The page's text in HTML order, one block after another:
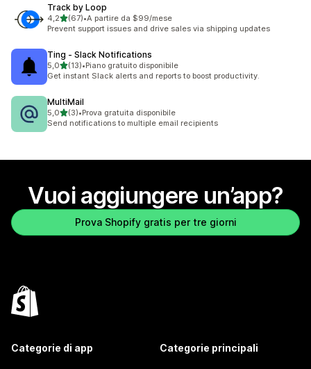
Track by Loop
4,2stelle su 5
(67)
67 recensioni totali
•A partire da $99/mese
Prevent support issues and drive sales via shipping updates
Ting ‑ Slack Notifications
5,0stelle su 5
(13)
13 recensioni totali
•Piano gratuito disponibile
Get instant Slack alerts and reports to boost productivity.
MultiMail
5,0stelle su 5
(3)
3 recensioni totali
•Prova gratuita disponibile
Send notifications to multiple email recipients
Vuoi aggiungere un’app?
Prova Shopify gratis per tre giorni
Categorie di app Categorie principali